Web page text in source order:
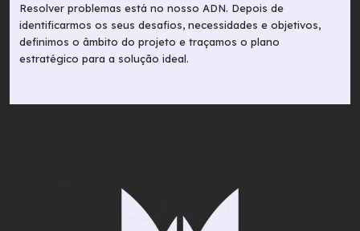
Resolver problemas está no nosso ADN. Depois de
identificarmos os seus desafios, necessidades e objetivos,
definimos o âmbito do projeto e traçamos o plano
estratégico para a solução ideal.